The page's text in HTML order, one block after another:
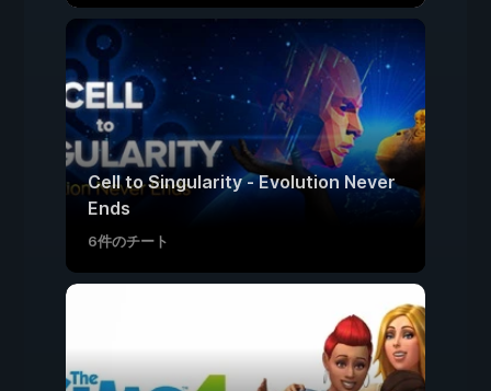
Cell to Singularity - Evolution Never
Ends
6件のチート